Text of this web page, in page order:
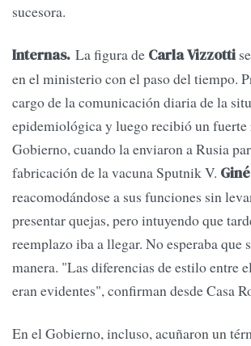
sucesora.
Internas. La figura de Carla Vizzotti
en el ministerio con el paso del tiempo.
cargo de la comunicación diaria de la
epidemiológica y luego recibió un fuerte
Gobierno, cuando la enviaron a Rusia
fabricación de la vacuna Sputnik V.
reacomodándose a sus funciones sin
presentar quejas, pero intuyendo que
reemplazo iba a llegar. No esperaba que
manera. "Las diferencias de estilo entre
eran evidentes", confirman desde Casa
En el Gobierno, incluso, acuñaron un